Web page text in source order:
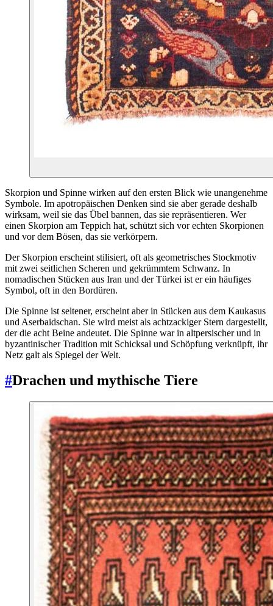
Skorpion und Spinne wirken auf den ersten Blick wie unangenehme
Symbole. Im apotropäischen Denken sind sie aber gerade deshalb
wirksam, weil sie das Übel bannen, das sie repräsentieren. Wer
einen Skorpion am Teppich hat, schützt sich vor echten Skorpionen
und vor dem Bösen, das sie verkörpern.
Der Skorpion erscheint stilisiert, oft als geometrisches Stockmotiv
mit zwei seitlichen Scheren und gekrümmtem Schwanz. In
nomadischen Stücken aus Iran und der Türkei ist er ein häufiges
Symbol, oft in den Bordüren.
Die Spinne ist seltener, erscheint aber in Stücken aus dem Kaukasus
und Aserbaidschan. Sie wird meist als achtzackiger Stern dargestellt,
der die acht Beine andeutet. Die Spinne war in altpersischer und in
byzantinischer Tradition mit Schicksal und Schöpfung verknüpft, ihr
Netz galt als Spiegel der Welt.
#Drachen und mythische Tiere